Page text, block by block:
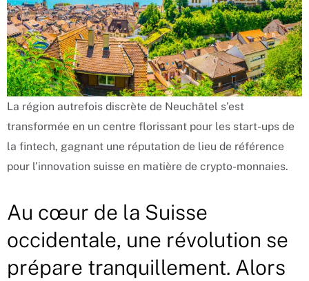
La région autrefois discrète de Neuchâtel s’est
transformée en un centre florissant pour les start-ups de
la fintech, gagnant une réputation de lieu de référence
pour l’innovation suisse en matière de crypto-monnaies.
Au cœur de la Suisse
occidentale, une révolution se
prépare tranquillement. Alors